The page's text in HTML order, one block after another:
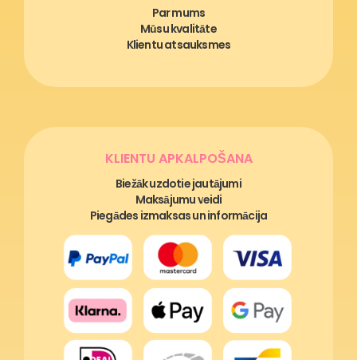
Par mums
Mūsu kvalitāte
Klientu atsauksmes
KLIENTU APKALPOŠANA
Biežāk uzdotie jautājumi
Maksājumu veidi
Piegādes izmaksas un informācija